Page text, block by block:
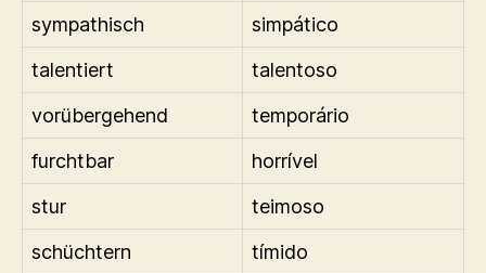
sympathisch
simpático
talentiert
talentoso
vorübergehend
temporário
furchtbar
horrível
stur
teimoso
schüchtern
tímido